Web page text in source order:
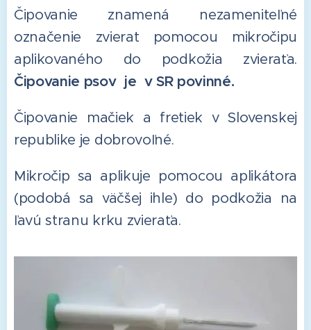
Čipovanie znamená nezameniteľné
označenie zvierat pomocou mikročipu
aplikovaného do podkožia zvieraťa.
Čipovanie psov je v SR povinné.
Čipovanie mačiek a fretiek v Slovenskej
republike je dobrovoľné.
Mikročip sa aplikuje pomocou aplikátora
(podobá sa väčšej ihle) do podkožia na
ľavú stranu krku zvieraťa.